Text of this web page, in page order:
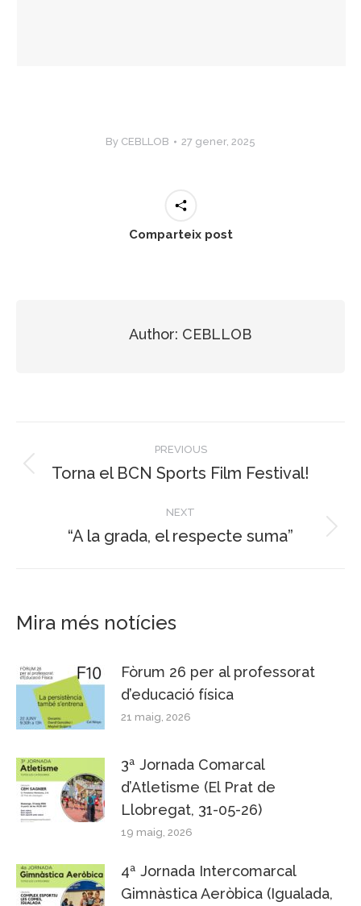
By CEBLLOB 27 gener, 2025
Comparteix post
Author: CEBLLOB
navigation
PREVIOUS
Previous
Torna el BCN Sports Film Festival!
NEXT
Next
“A la grada, el respecte suma”
Mira més notícies
Fòrum 26 per al professorat
d’educació física
21 maig, 2026
3ª Jornada Comarcal
d’Atletisme (El Prat de
Llobregat, 31-05-26)
19 maig, 2026
4ª Jornada Intercomarcal
Gimnàstica Aeròbica (Igualada,